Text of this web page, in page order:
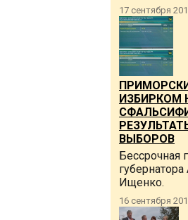
17 сентября
ИЗБИРКОМ
ВЫБОРОВ
Бессрочная
Ищенко.
16 сентября